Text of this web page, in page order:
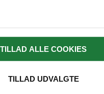
TILLAD ALLE COOKIES
TILLAD UDVALGTE
4.5
TIDLIGERE GÆSTER SIGER